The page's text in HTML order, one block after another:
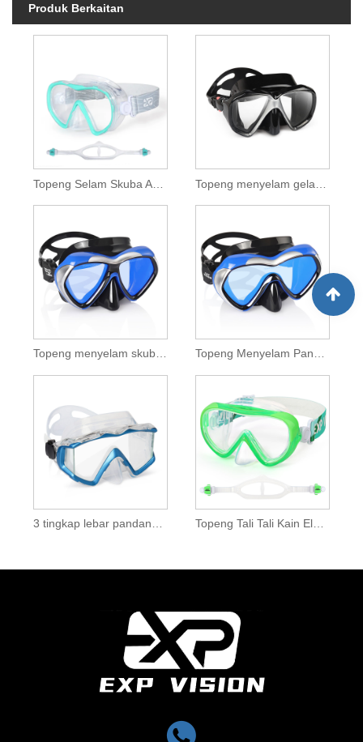
Produk Berkaitan
Topeng Selam Skuba Anti-Kabut dengan Tali Fabrik untuk Lelaki Dewasa Wanita
Topeng menyelam skuba yang disesuaikan Topeng Menyelam Pandangan Lebar Panoramik untuk Skuba